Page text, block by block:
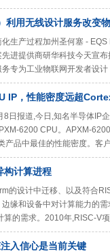
用无线设计服务改变
生产过程加州圣何塞 -
进提供商研华科技今天宣布
专为工业物联网开发者设
IP，性能密度远超
日报道,今日,知名半导体IP
6200 CPU。APXM-
产品中最佳的性能密度。客
构计算进程
的设计中迁移、以及符合
缘和设备中对计算能力的
的需求。2010年,RISC-V
入信心是当前关键